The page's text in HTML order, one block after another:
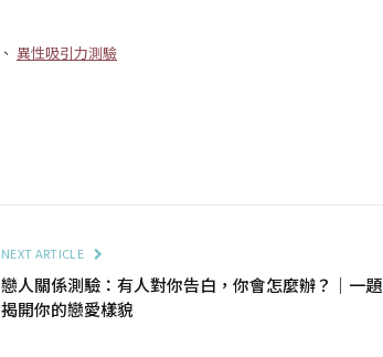
、 異性吸引力測驗
NEXT ARTICLE
戀人關係測驗：有人對你告白，你會怎麼辦？｜一題
揭開你的戀愛樣貌